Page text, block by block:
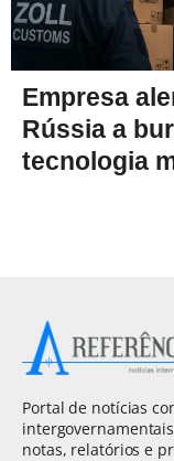
Empresa
Rússia a
tecnologia
Portal de notícias
notas, relatórios e